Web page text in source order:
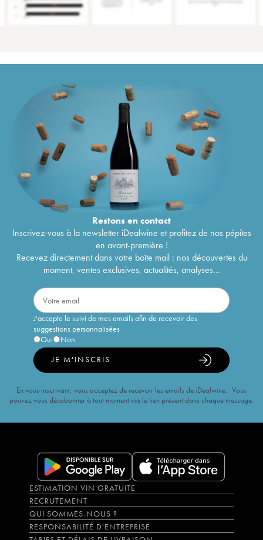
Restons encontact
Inscrivez-vous à la newsletter iDealwine et profitez de nos pépites
en avant-première !
Recevez directement dans votre boîte mail : nos découvertes du
moment, ventes exclusives, actualités, analyses...
J'accepte le suivi de mes emails afin de recevoir des
suggestions personnalisées
Oui
Non
JE M'INSCRIS
En vous inscrivant, vous acceptez de recevoir les emails de iDealwine. Vous
pouvez vous désabonner à tout moment via le lien présent dans chaque message.
ESTIMATION VIN GRATUITE
RECRUTEMENT
QUI SOMMES-NOUS ?
RESPONSABILITÉ D'ENTREPRISE